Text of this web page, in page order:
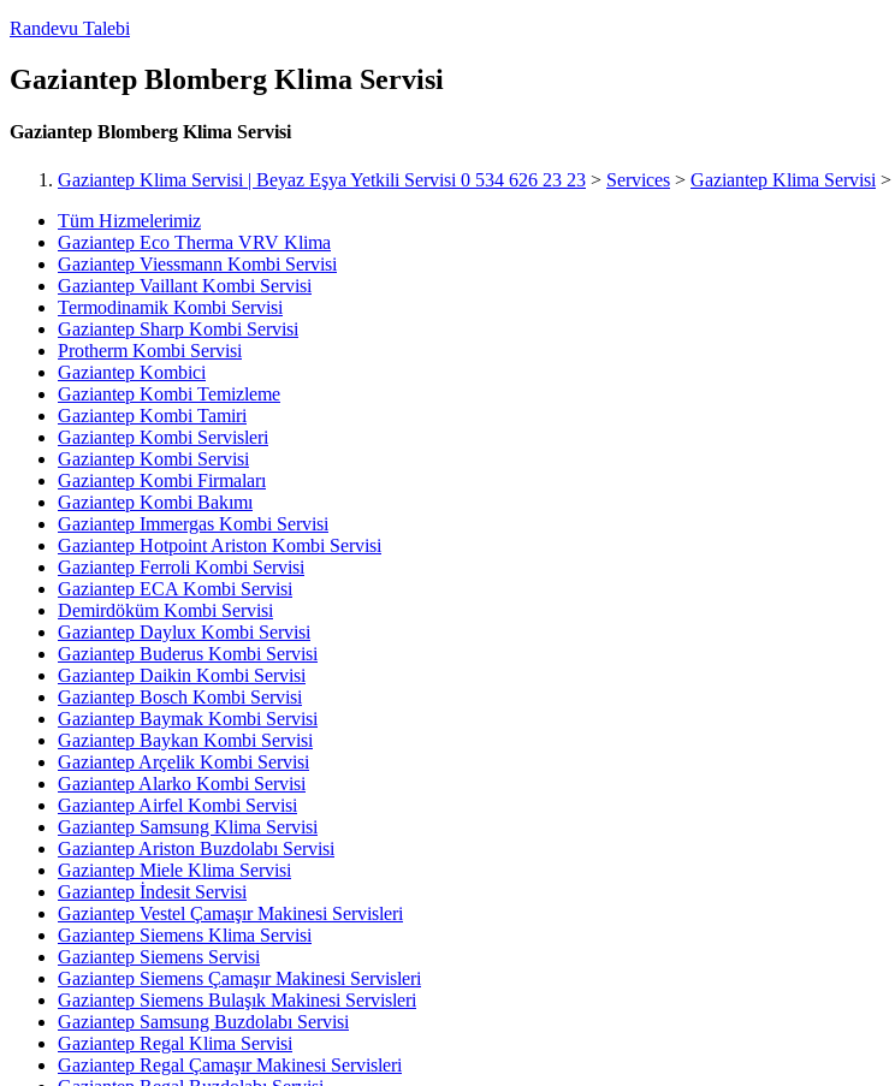
Randevu Talebi
Gaziantep Blomberg Klima Servisi
Gaziantep Blomberg Klima Servisi
Gaziantep Klima Servisi | Beyaz Eşya Yetkili Servisi 0 534 626 23 23 > Services > Gaziantep Klima Servisi >
Tüm Hizmelerimiz
Gaziantep Eco Therma VRV Klima
Gaziantep Viessmann Kombi Servisi
Gaziantep Vaillant Kombi Servisi
Termodinamik Kombi Servisi
Gaziantep Sharp Kombi Servisi
Protherm Kombi Servisi
Gaziantep Kombici
Gaziantep Kombi Temizleme
Gaziantep Kombi Tamiri
Gaziantep Kombi Servisleri
Gaziantep Kombi Servisi
Gaziantep Kombi Firmaları
Gaziantep Kombi Bakımı
Gaziantep Immergas Kombi Servisi
Gaziantep Hotpoint Ariston Kombi Servisi
Gaziantep Ferroli Kombi Servisi
Gaziantep ECA Kombi Servisi
Demirdöküm Kombi Servisi
Gaziantep Daylux Kombi Servisi
Gaziantep Buderus Kombi Servisi
Gaziantep Daikin Kombi Servisi
Gaziantep Bosch Kombi Servisi
Gaziantep Baymak Kombi Servisi
Gaziantep Baykan Kombi Servisi
Gaziantep Arçelik Kombi Servisi
Gaziantep Alarko Kombi Servisi
Gaziantep Airfel Kombi Servisi
Gaziantep Samsung Klima Servisi
Gaziantep Ariston Buzdolabı Servisi
Gaziantep Miele Klima Servisi
Gaziantep İndesit Servisi
Gaziantep Vestel Çamaşır Makinesi Servisleri
Gaziantep Siemens Klima Servisi
Gaziantep Siemens Servisi
Gaziantep Siemens Çamaşır Makinesi Servisleri
Gaziantep Siemens Bulaşık Makinesi Servisleri
Gaziantep Samsung Buzdolabı Servisi
Gaziantep Regal Klima Servisi
Gaziantep Regal Çamaşır Makinesi Servisleri